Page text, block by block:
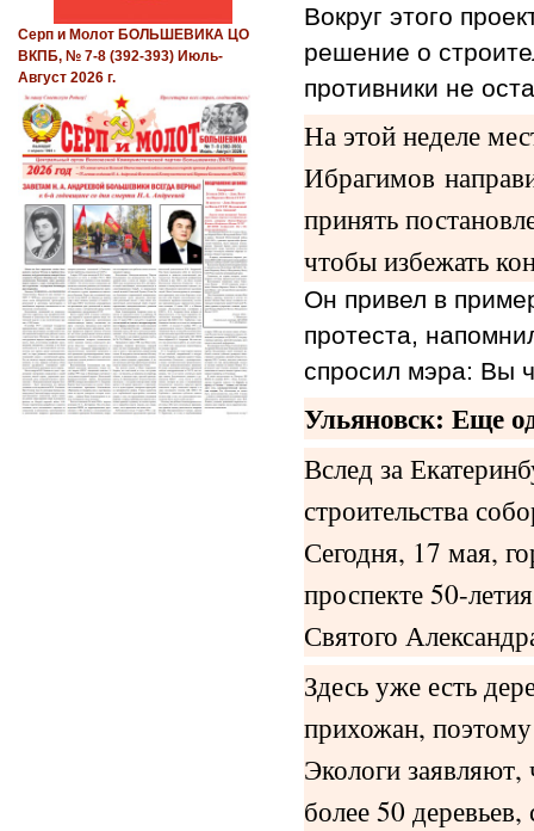
Вокруг этого
решение о
противники не
На этой неделе
Ибрагимов
принять
чтобы избежать
Он привел в
протеста,
спросил мэра: Вы
Ульяновск: Еще
Вслед за
строительства
Сегодня, 17 мая,
проспекте 50-
Святого
Здесь уже есть
прихожан,
Экологи заявляют,
более 50
Серп и Молот БОЛЬШЕВИКА ЦО
ВКПБ, № 7-8 (392-393) Июль-
Август 2026 г.